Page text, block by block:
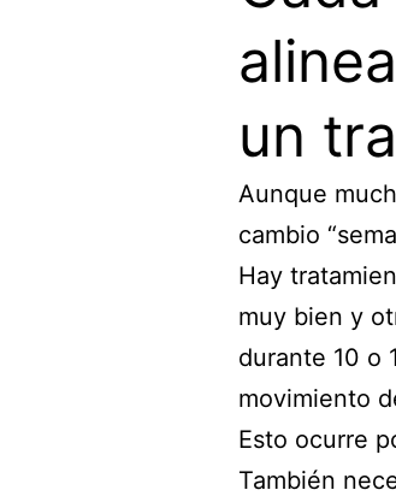
un
Aunque
cambio
Hay
muy bien y
durante 10 o
movimiento
Esto ocurre
También